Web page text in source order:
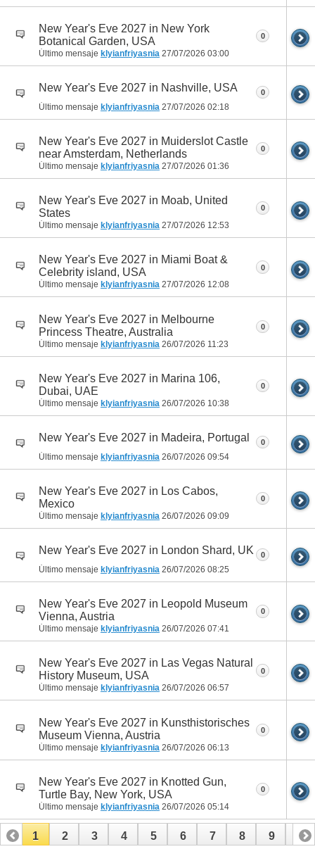
New Year's Eve 2027 in New York
Botanical Garden, USA
Último mensaje klyianfriyasnia 27/07/2026 03:00
0
New Year's Eve 2027 in Nashville, USA
Último mensaje klyianfriyasnia 27/07/2026 02:18
0
New Year's Eve 2027 in Muiderslot Castle
near Amsterdam, Netherlands
Último mensaje klyianfriyasnia 27/07/2026 01:36
0
New Year's Eve 2027 in Moab, United
States
Último mensaje klyianfriyasnia 27/07/2026 12:53
0
New Year's Eve 2027 in Miami Boat &
Celebrity island, USA
Último mensaje klyianfriyasnia 27/07/2026 12:08
0
New Year's Eve 2027 in Melbourne
Princess Theatre, Australia
Último mensaje klyianfriyasnia 26/07/2026 11:23
0
New Year's Eve 2027 in Marina 106,
Dubai, UAE
Último mensaje klyianfriyasnia 26/07/2026 10:38
0
New Year's Eve 2027 in Madeira, Portugal
Último mensaje klyianfriyasnia 26/07/2026 09:54
0
New Year's Eve 2027 in Los Cabos,
Mexico
Último mensaje klyianfriyasnia 26/07/2026 09:09
0
New Year's Eve 2027 in London Shard, UK
Último mensaje klyianfriyasnia 26/07/2026 08:25
0
New Year's Eve 2027 in Leopold Museum
Vienna, Austria
Último mensaje klyianfriyasnia 26/07/2026 07:41
0
New Year's Eve 2027 in Las Vegas Natural
History Museum, USA
Último mensaje klyianfriyasnia 26/07/2026 06:57
0
New Year's Eve 2027 in Kunsthistorisches
Museum Vienna, Austria
Último mensaje klyianfriyasnia 26/07/2026 06:13
0
New Year's Eve 2027 in Knotted Gun,
Turtle Bay, New York, USA
Último mensaje klyianfriyasnia 26/07/2026 05:14
0
1 2 3 4 5 6 7 8 9 10